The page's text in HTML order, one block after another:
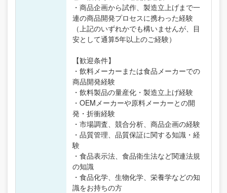
・商品企画から試作、製造立上げまで一
連の商品開発プロセスに携わった経験
（上記のいずれかでも構いませんが、目
安として通算5年以上のご経験）
【歓迎条件】
・飲料メーカーまたは食品メーカーでの
商品開発経験
・飲料製品の量産化・製造立上げ経験
・OEMメーカーや原料メーカーとの開
発・折衝経験
・市場調査、競合分析、商品企画の経験
・品質管理、品質保証に関する知識・経
験
・食品表示法、食品衛生法など関連法規
の知識
・食品化学、生物化学、栄養学などの知
識をお持ちの方